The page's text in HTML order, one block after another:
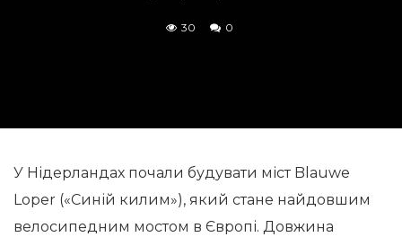
30 0
У Нідерландах почали будувати міст Blauwe
Loper («Синій килим»), який стане найдовшим
велосипедним мостом в Європі. Довжина